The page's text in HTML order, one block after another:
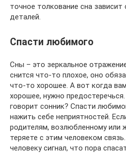
точное толкование сна
деталей.
Спасти любимого
Сны – это зеркальное
снится что-то плохое, оно
что-то хорошее. А вот когда
хорошее, нужно
говорит сонник? Спасти
нажить себе неприятностей.
родителям, возлюбленному или
теряете с этим человеком
человеку сигнал, что пора